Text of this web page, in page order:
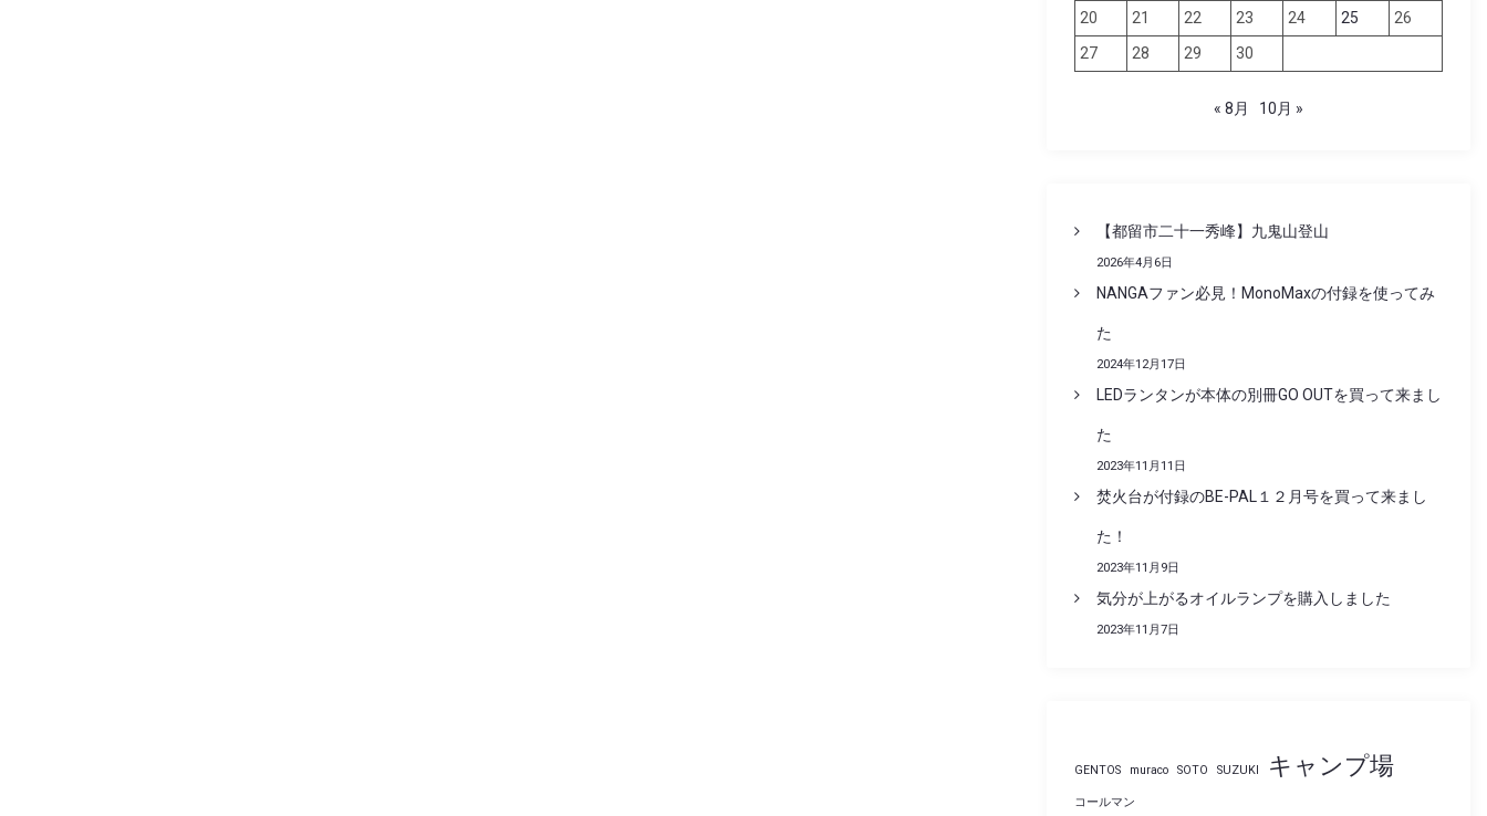
20
21 22 23 24 25
26
27
28 29 30
« 8月 10月 »
【都留市二十一秀峰】九鬼山登山
2026年4月6日
NANGAファン必見！MonoMaxの付録を使ってみ
た
2024年12月17日
LEDランタンが本体の別冊GO OUTを買って来まし
た
2023年11月11日
焚火台が付録のBE-PAL１２月号を買って来まし
た！
2023年11月9日
気分が上がるオイルランプを購入しました
2023年11月7日
GENTOS muraco SOTO SUZUKI キャンプ場
コールマン